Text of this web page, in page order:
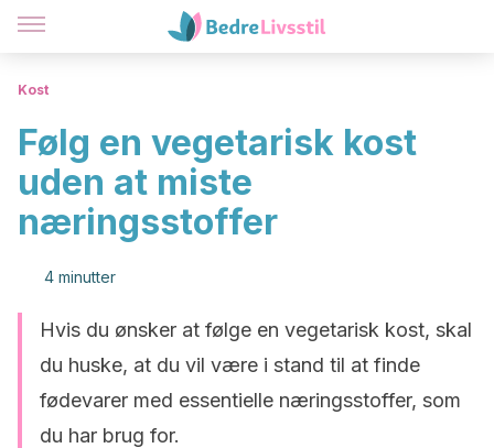
Kost
Følg en vegetarisk kost
uden at miste
næringsstoffer
4 minutter
Hvis du ønsker at følge en vegetarisk kost, skal
du huske, at du vil være i stand til at finde
fødevarer med essentielle næringsstoffer, som
du har brug for.